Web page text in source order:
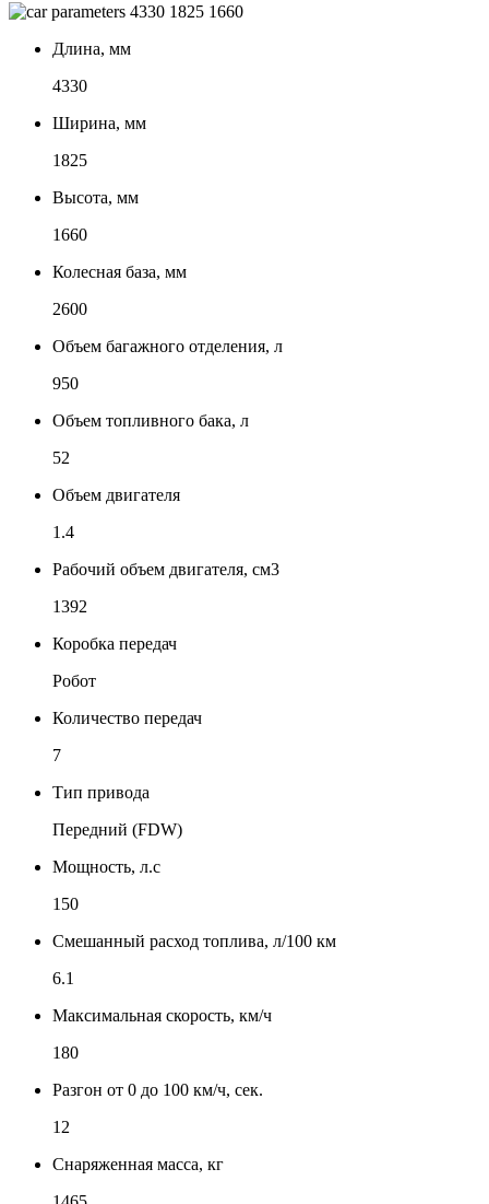
4330 1825 1660
Длина, мм
4330
Ширина, мм
1825
Высота, мм
1660
Колесная база, мм
2600
Объем багажного отделения, л
950
Объем топливного бака, л
52
Объем двигателя
1.4
Рабочий объем двигателя, см3
1392
Коробка передач
Робот
Количество передач
7
Тип привода
Передний (FDW)
Мощность, л.с
150
Смешанный расход топлива, л/100 км
6.1
Максимальная скорость, км/ч
180
Разгон от 0 до 100 км/ч, сек.
12
Снаряженная масса, кг